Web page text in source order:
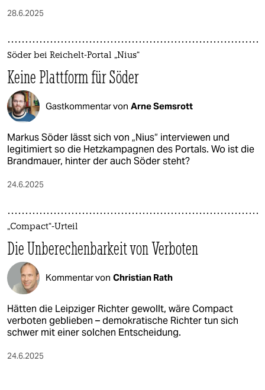
28.6.2025
Söder bei Reichelt-Portal „Nius“
Keine Plattform für Söder
Gastkommentar von Arne Semsrott
Markus Söder lässt sich von „Nius“ interviewen und
legitimiert so die Hetzkampagnen des Portals. Wo ist die
Brandmauer, hinter der auch Söder steht?
24.6.2025
„Compact“-Urteil
Die Unberechenbarkeit von Verboten
Kommentar von Christian Rath
Hätten die Leipziger Rich­te­r gewollt, wäre Compact
verboten geblieben – demokratische Richter tun sich
schwer mit einer solchen Entscheidung.
24.6.2025